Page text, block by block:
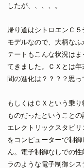
したが、、、、。
帰り道はシトロエンＣ
モデルなので、大柄な
テートもこんな状況は
てきました。ＣＸとは
間の進化は？？？？思っ
もしくはＣＸという乗
ものだったということ
エレクトリックスタビ
をコンピューターで制
ん。電子制御なしでの
ラのような電子制御シ